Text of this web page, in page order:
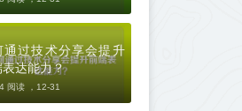
通过技术分享会提升
达能力？
阅读 ， 12-31